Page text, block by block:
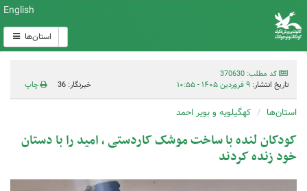
English
استان‌ها
کد مطلب: 370630
تاریخ انتشار: ۹ فروردین ۱۴۰۵ - ۱۰:۵۵ خبرنگار: 36 چاپ
استان‌ها کهگیلویه و بویر احمد
کودکان لنده با ساخت موشک کاردستی ، امید را با دستان
خود زنده کردند